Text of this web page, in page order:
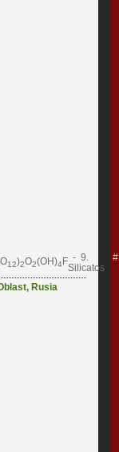
O12)2O2(OH)4F - 9.
Silicatos
, Rusia